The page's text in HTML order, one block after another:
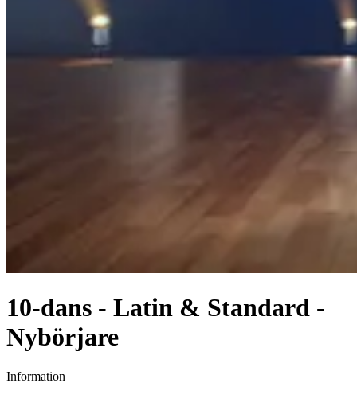
10-dans - Latin & Standard -
Nybörjare
Information